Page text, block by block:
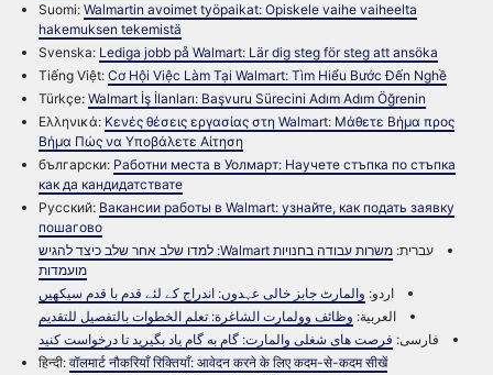
Suomi: Walmartin avoimet työpaikat: Opiskele vaihe vaiheelta
hakemuksen tekemistä
Svenska: Lediga jobb på Walmart: Lär dig steg för steg att ansöka
Tiếng Việt: Cơ Hội Việc Làm Tại Walmart: Tìm Hiểu Bước Đến Nghề
Türkçe: Walmart İş İlanları: Başvuru Sürecini Adım Adım Öğrenin
Ελληνικά: Κενές θέσεις εργασίας στη Walmart: Μάθετε Βήμα προς
Βήμα Πώς να Υποβάλετε Αίτηση
български: Работни места в Уолмарт: Научете стъпка по стъпка
как да кандидатствате
Русский: Вакансии работы в Walmart: узнайте, как подать заявку
пошагово
עברית:
משרות עבודה בחנויות Walmart: למדו שלב אחר שלב כיצד להגיש
מועמדות
اردو: والمارٹ جابز خالی عہدوں: اندراج کے لئے قدم با قدم سیکھیں
العربية: وظائف وولمارت الشاغرة: تعلم الخطوات بالتفصيل للتقديم
فارسی: فرصت های شغلی والمارت: گام به گام یاد بگیرید تا درخواست کنید
हिन्दी: वॉलमार्ट नौकरियाँ रिक्तियाँ: आवेदन करने के लिए कदम-से-कदम सीखें